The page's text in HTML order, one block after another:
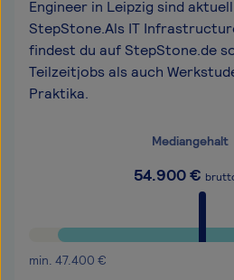
Engineer in Leipzig sind
StepStone.Als IT
findest du auf StepStone.de
Teilzeitjobs als auch
Praktika.
Mediangehalt
54.900€
min. 47.400 €